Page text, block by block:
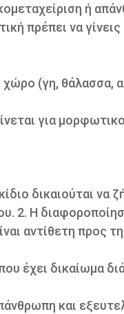
ή
πρέπει να γίνεις
(γη, θάλασσα,
για
δικαιούται να
2. Η
αντίθετη προς
έχει δικαίωμα
και